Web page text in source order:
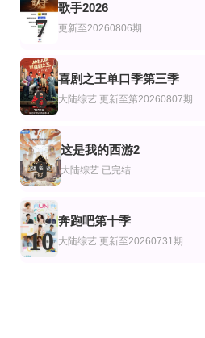
7
歌手2026
更新至20260806期
8
喜剧之王单口季第三季
大陆综艺 更新至第20260807期
9
这是我的西游2
大陆综艺 已完结
10
奔跑吧第十季
大陆综艺 更新至20260731期